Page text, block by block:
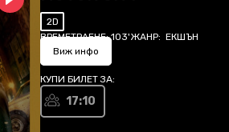
2D
ВРЕМЕТРАЕНЕ: 103'ЖАНР: ЕКШЪН
Виж инфо
КУПИ БИЛЕТ ЗА:
17:10